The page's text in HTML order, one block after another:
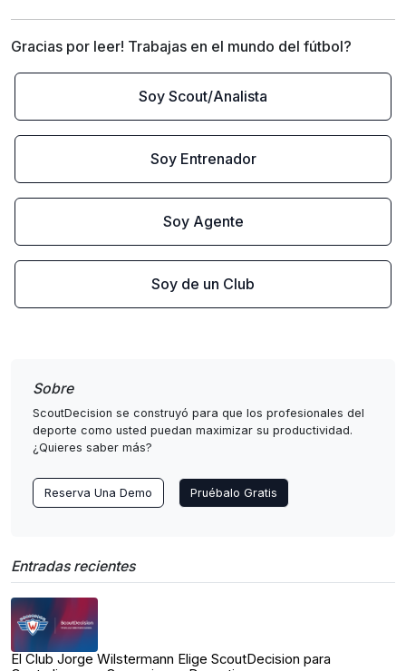
Gracias por leer! Trabajas en el mundo del fútbol?
Soy Scout/Analista
Soy Entrenador
Soy Agente
Soy de un Club
Sobre
ScoutDecision se construyó para que los profesionales del
deporte como usted puedan maximizar su productividad.
¿Quieres saber más?
Reserva Una Demo Pruébalo Gratis
Entradas recientes
El Club Jorge Wilstermann Elige ScoutDecision para